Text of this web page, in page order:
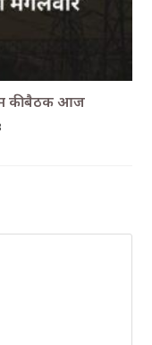
की बैठक आज